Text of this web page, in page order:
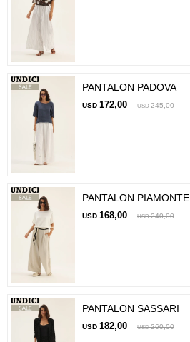
PANTALON PADOVA
USD 172,00 USD 245,00
PANTALON PIAMONTE
USD 168,00 USD 240,00
PANTALON SASSARI
USD 182,00 USD 260,00